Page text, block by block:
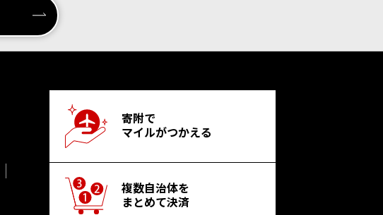
寄附で
マイルがつかえる
複数自治体を
まとめて決済